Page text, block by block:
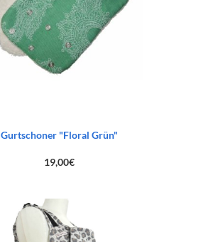
Gurtschoner "Floral Grün"
19,00€